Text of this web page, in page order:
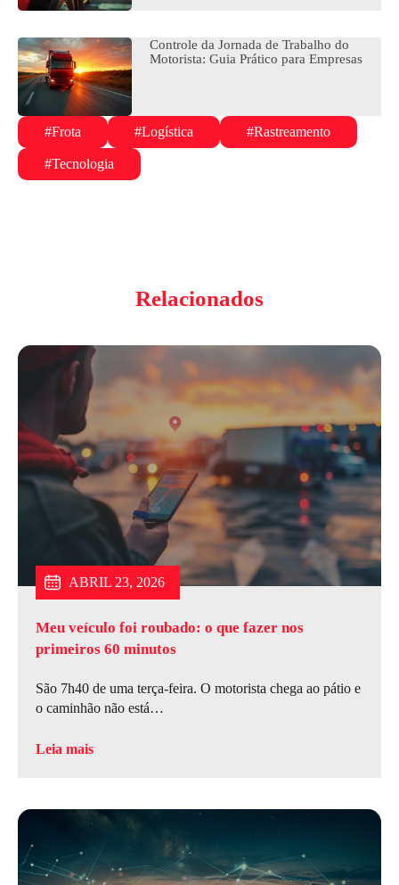
Controle da Jornada de Trabalho do
Motorista: Guia Prático para Empresas
#Frota #Logística #Rastreamento
#Tecnologia
Relacionados
Meu veículo foi roubado: o que fazer nos
primeiros 60 minutos
JULHO 6, 2026
São 7h40 de uma terça-feira. O motorista chega ao pátio e
o caminhão não está…
Leia mais
JUNHO 15, 2026
ABRIL 23, 2026